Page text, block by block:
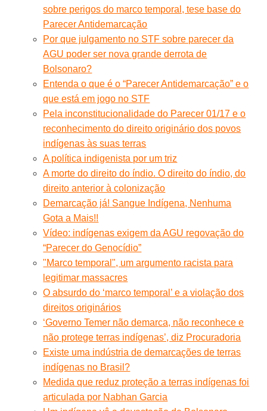
sobre perigos do marco temporal, tese base do
Parecer Antidemarcação
Por que julgamento no STF sobre parecer da
AGU poder ser nova grande derrota de
Bolsonaro?
Entenda o que é o “Parecer Antidemarcação” e o
que está em jogo no STF
Pela inconstitucionalidade do Parecer 01/17 e o
reconhecimento do direito originário dos povos
indígenas às suas terras
A política indigenista por um triz
A morte do direito do índio. O direito do índio, do
direito anterior à colonização
Demarcação já! Sangue Indígena, Nenhuma
Gota a Mais!!
Vídeo: indígenas exigem da AGU regovação do
“Parecer do Genocídio”
"Marco temporal", um argumento racista para
legitimar massacres
O absurdo do ‘marco temporal’ e a violação dos
direitos originários
‘Governo Temer não demarca, não reconhece e
não protege terras indígenas’, diz Procuradoria
Existe uma indústria de demarcações de terras
indígenas no Brasil?
Medida que reduz proteção a terras indígenas foi
articulada por Nabhan Garcia